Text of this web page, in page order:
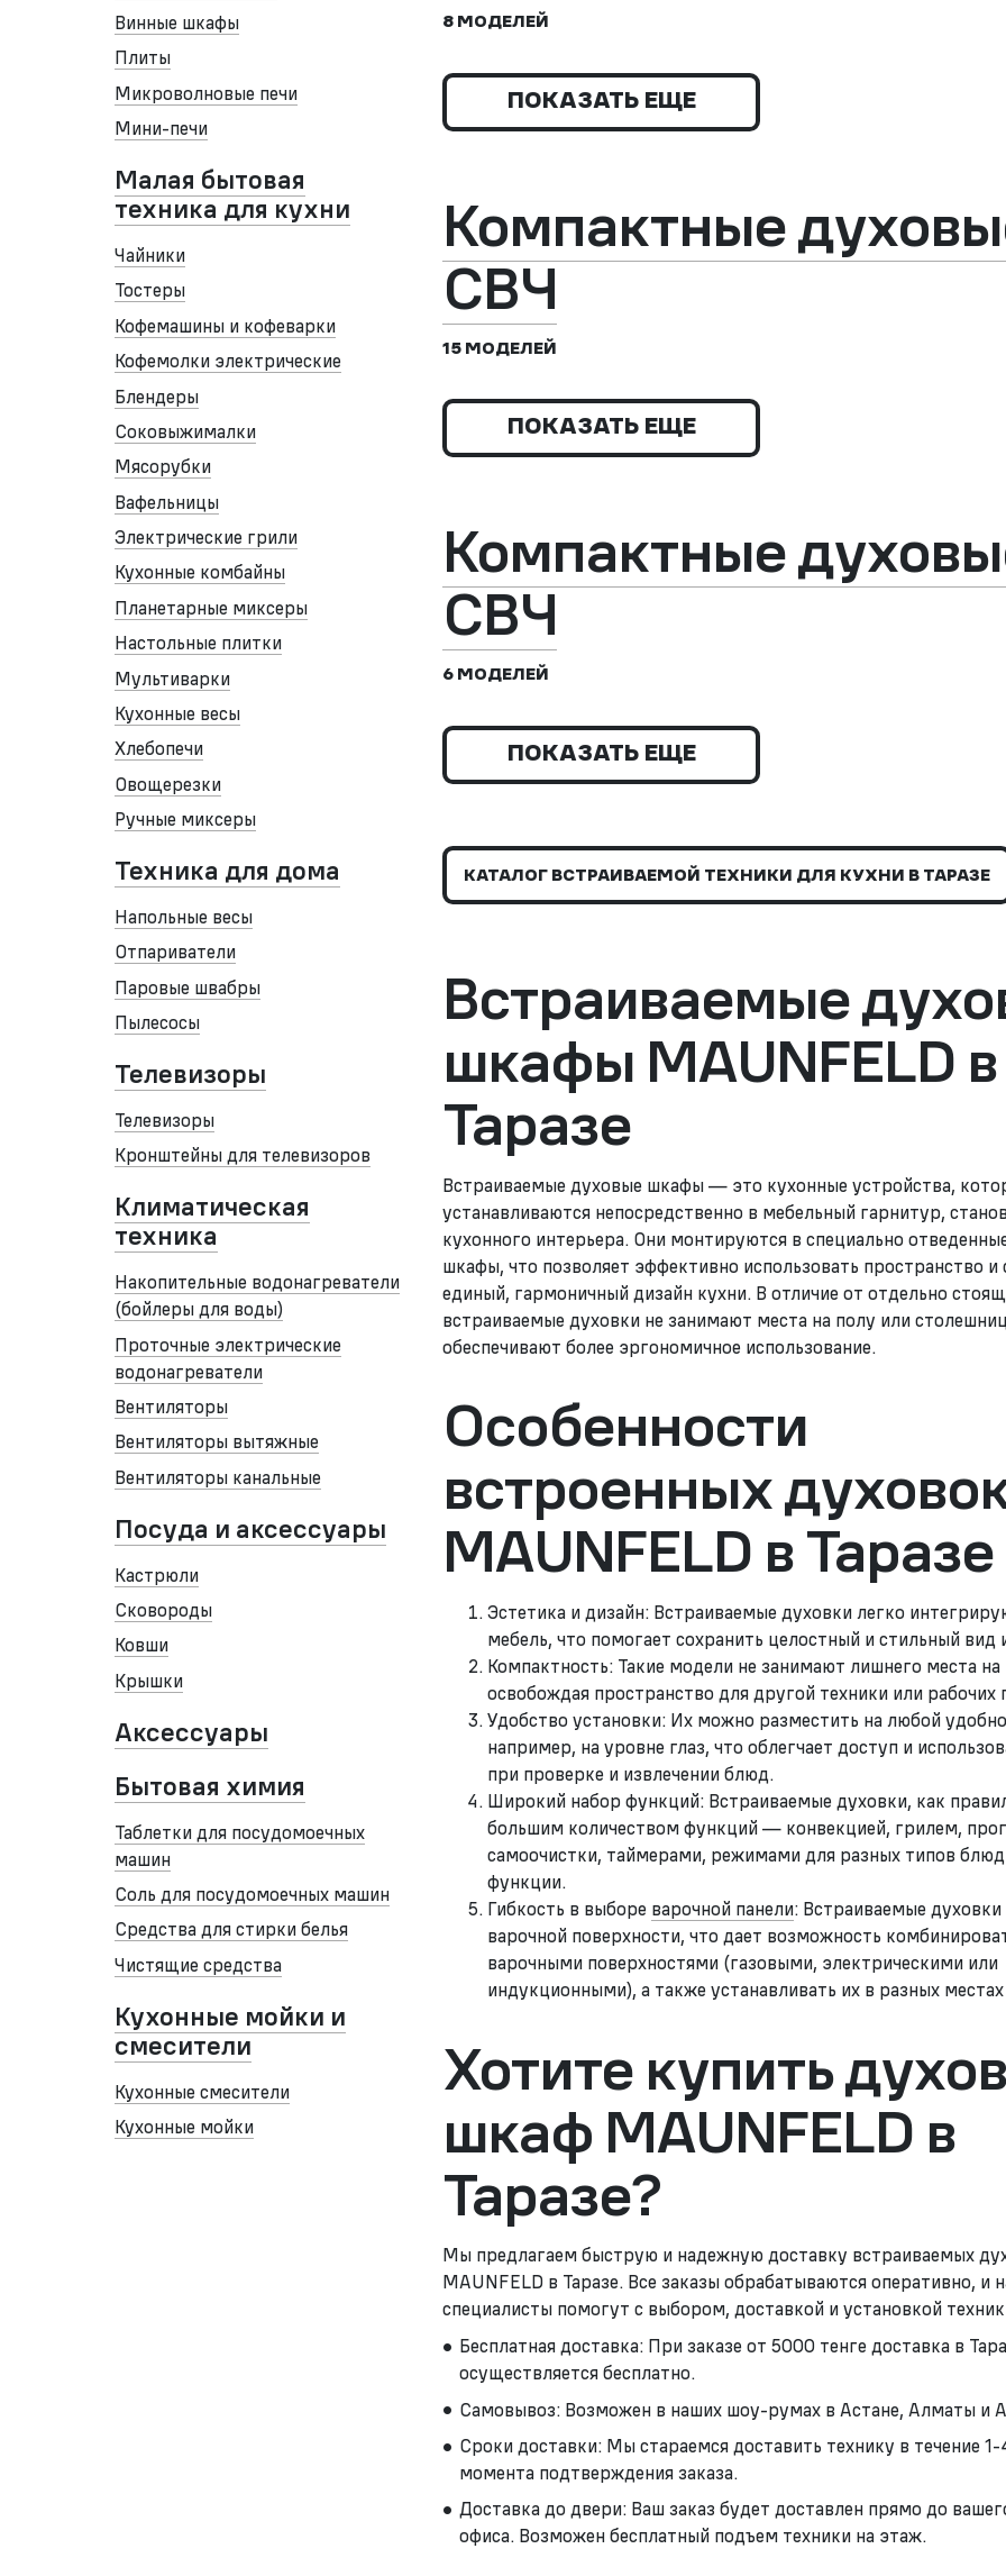
Винные шкафы
Плиты
Микроволновые печи
Мини-печи
Малая бытовая
техника для кухни
Чайники
Тостеры
Кофемашины и кофеварки
Кофемолки электрические
Блендеры
Соковыжималки
Мясорубки
Вафельницы
Электрические грили
Кухонные комбайны
Планетарные миксеры
Настольные плитки
Мультиварки
Кухонные весы
Хлебопечи
Овощерезки
Ручные миксеры
Техника для дома
Напольные весы
Отпариватели
Паровые швабры
Пылесосы
Телевизоры
Телевизоры
Кронштейны для телевизоров
Климатическая
техника
Накопительные водонагреватели
(бойлеры для воды)
Проточные электрические
водонагреватели
Вентиляторы
Вентиляторы вытяжные
Вентиляторы канальные
Посуда и аксессуары
Кастрюли
Сковороды
Ковши
Крышки
Аксессуары
Бытовая химия
Таблетки для посудомоечных
машин
Соль для посудомоечных машин
Средства для стирки белья
Чистящие средства
Кухонные мойки и
смесители
Кухонные смесители
Кухонные мойки
8 МОДЕЛЕЙ
ПОКАЗАТЬ ЕЩЕ
Компактные
СВЧ
15 МОДЕЛЕЙ
ПОКАЗАТЬ ЕЩЕ
Компактные
СВЧ
6 МОДЕЛЕЙ
ПОКАЗАТЬ ЕЩЕ
КАТАЛОГ ВСТРАИВАЕМОЙ ТЕХНИКИ ДЛЯ КУХНИ В ТАРАЗЕ
Встраиваемые
шкафы MAUNFELD в
Таразе
Встраиваемые духовые шкафы — это кухонные устройства,
устанавливаются непосредственно в мебельный гарнитур,
кухонного интерьера. Они монтируются в специально
шкафы, что позволяет эффективно использовать пространство и
единый, гармоничный дизайн кухни. В отличие от отдельно
встраиваемые духовки не занимают места на полу или
обеспечивают более эргономичное использование.
Особенности
встроенных
MAUNFELD в Таразе
Эстетика и дизайн: Встраиваемые духовки легко
мебель, что помогает сохранить целостный и стильный вид
Компактность: Такие модели не занимают лишнего места на
освобождая пространство для другой техники или рабочих
Удобство установки: Их можно разместить на любой
например, на уровне глаз, что облегчает доступ и
при проверке и извлечении блюд.
Широкий набор функций: Встраиваемые духовки, как
большим количеством функций — конвекцией, грилем,
самоочистки, таймерами, режимами для разных типов
функции.
Гибкость в выборе варочной панели: Встраиваемые духовки
варочной поверхности, что дает возможность
варочными поверхностями (газовыми, электрическими или
индукционными), а также устанавливать их в разных
Хотите купить
шкаф MAUNFELD в
Таразе?
Мы предлагаем быструю и надежную доставку встраиваемых
MAUNFELD в Таразе. Все заказы обрабатываются оперативно, и
специалисты помогут с выбором, доставкой и установкой
Бесплатная доставка: При заказе от 5000 тенге доставка в
осуществляется бесплатно.
Самовывоз: Возможен в наших шоу-румах в Астане, Алматы и
Сроки доставки: Мы стараемся доставить технику в течение 1-
момента подтверждения заказа.
Доставка до двери: Ваш заказ будет доставлен прямо до
офиса. Возможен бесплатный подъем техники на этаж.